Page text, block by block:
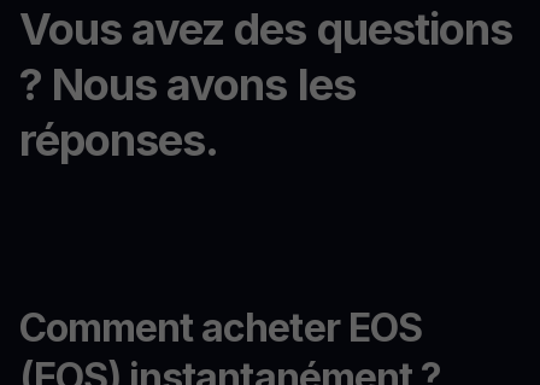
Vous avez des questions
? Nous avons les
réponses.
Comment acheter EOS